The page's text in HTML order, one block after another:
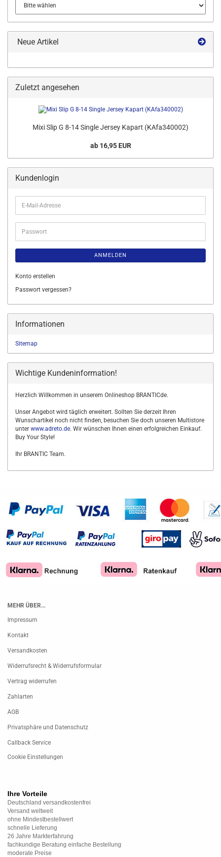
Neue Artikel
Zuletzt angesehen
Mixi Slip G 8-14 Single Jersey Kapart (KAfa340002)
ab 16,95 EUR
Kundenlogin
E-
Mail-
Adresse
Passwort
ANMELDEN
Konto erstellen
Passwort vergessen?
Informationen
Sitemap
Wichtige Kundeninformation!
Herzlich Willkommen in unserem Onlineshop BRANTICde.
Unser Angebot wird täglich erweitert. Sollten Sie derzeit Ihren
Wunschartikel noch nicht finden, besuchen Sie doch unseren Multistore
unter www.adreto.de. Wir wünschen Ihnen einen erfolgreichen Einkauf.
Buy Your Style!
Ihr BRANTIC Team.
MEHR ÜBER...
Impressum
Kontakt
Versandkosten
Widerrufsrecht & Widerrufsformular
Vertrag widerrufen
Zahlarten
AGB
Privatsphäre und Datenschutz
Callback Service
Cookie Einstellungen
Ihre Vorteile
Deutschland versandkostenfrei
Versand weltweit
ohne Mindestbestellwert
schnelle Lieferung
26 Jahre Markterfahrung
fachkundige Beratung einfache Bestellung
moderate Preise